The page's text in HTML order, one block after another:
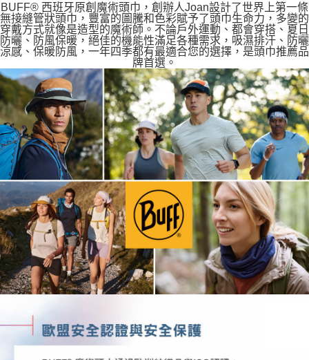
BUFF® 西班牙原創魔術頭巾，創辦人Joan設計了世界上第一條
無接縫管狀頭巾，豐富的圖騰和色彩賦予了頭巾生命力，多變的
穿戴方式就像是造型的魔術師。不論戶外運動、都會穿搭、夏日
防曬、防風保暖，絕佳的機能性滿足各種需求，吸濕排汗、防曬
涼感、保暖防風，一年四季都有最適合您的選擇，是頭巾推薦品
牌首選。